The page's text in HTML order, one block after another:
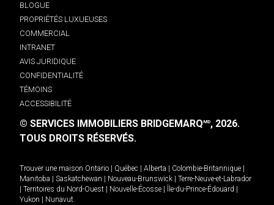
BLOGUE
PROPRIÉTÉS LUXUEUSES
COMMERCIAL
INTRANET
AVIS JURIDIQUE
CONFIDENTIALITÉ
TÉMOINS
ACCESSIBILITÉ
© SERVICES IMMOBILIERS BRIDGEMARQMD, 2026.
TOUS DROITS RÉSERVÉS.
Trouver une maison Ontario Québec Alberta Colombie-Britannique
Manitoba
Saskatchewan Nouveau-Brunswick
Terre-Neuve-et-Labrador
Territoires du Nord-Ouest Nouvelle-Écosse Île-du-Prince-Édouard
Yukon
Nunavut.